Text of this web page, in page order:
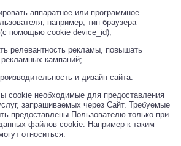
аппаратное или программное
например, тип браузера
(с помощью cookie device_id);
релевантность рекламы, повышать
кампаний;
и дизайн сайта.
cookie необходимые для предоставления
запрашиваемых через Сайт. Требуемые
предоставлены Пользователю только при
файлов cookie. Например к таким
относиться: